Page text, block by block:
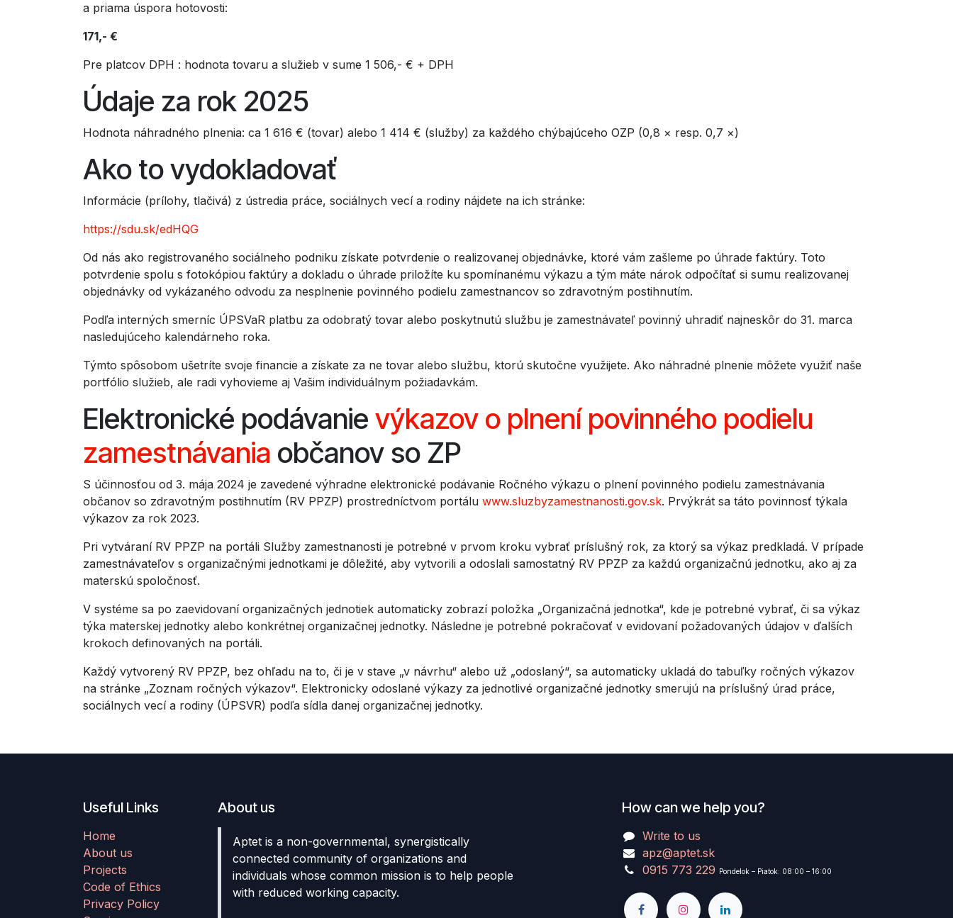
a priama úspora hotovosti:
171,- €
Pre platcov DPH : hodnota tovaru a služieb v sume 1 506,- € + DPH
Údaje za rok 2025
Hodnota náhradného plnenia: ca 1 616 € (tovar) alebo 1 414 € (služby) za každého chýbajúceho OZP (0,8 × resp. 0,7 ×)
Ako to vydokladovať
Informácie (prílohy, tlačivá) z ústredia práce, sociálnych vecí a rodiny nájdete na ich stránke:
https://sdu.sk/edHQG
Od nás ako registrovaného sociálneho podniku získate potvrdenie o realizovanej objednávke, ktoré vám zašleme po úhrade faktúry. Toto
potvrdenie spolu s fotokópiou faktúry a dokladu o úhrade priložíte ku spomínanému výkazu a tým máte nárok odpočítať si sumu realizovanej
objednávky od vykázaného odvodu za nesplnenie povinného podielu zamestnancov so zdravotným postihnutím.
Podľa interných smerníc ÚPSVaR platbu za odobratý tovar alebo poskytnutú službu je zamestnávateľ povinný uhradiť najneskôr do 31. marca
nasledujúceho kalendárneho roka.
Týmto spôsobom ušetríte svoje financie a získate za ne tovar alebo službu, ktorú skutočne využijete. Ako náhradné plnenie môžete využiť naše
portfólio služieb, ale radi vyhovieme aj Vašim individuálnym požiadavkám.
Elektronické podávanie výkazov o plnení povinného podielu
zamestnávania občanov so ZP
S účinnosťou od 3. mája 2024 je zavedené výhradne elektronické podávanie Ročného výkazu o plnení povinného podielu zamestnávania
občanov so zdravotným postihnutím (RV PPZP) prostredníctvom portálu www.sluzbyzamestnanosti.gov.sk. Prvýkrát sa táto povinnosť týkala
výkazov za rok 2023.
Pri vytváraní RV PPZP na portáli Služby zamestnanosti je potrebné v prvom kroku vybrať príslušný rok, za ktorý sa výkaz predkladá. V prípade
zamestnávateľov s organizačnými jednotkami je dôležité, aby vytvorili a odoslali samostatný RV PPZP za každú organizačnú jednotku, ako aj za
materskú spoločnosť.
V systéme sa po zaevidovaní organizačných jednotiek automaticky zobrazí položka „Organizačná jednotka“, kde je potrebné vybrať, či sa výkaz
týka materskej jednotky alebo konkrétnej organizačnej jednotky. Následne je potrebné pokračovať v evidovaní požadovaných údajov v ďalších
krokoch definovaných na portáli.
Každý vytvorený RV PPZP, bez ohľadu na to, či je v stave „v návrhu“ alebo už „odoslaný“, sa automaticky ukladá do tabuľky ročných výkazov
na stránke „Zoznam ročných výkazov“. Elektronicky odoslané výkazy za jednotlivé organizačné jednotky smerujú na príslušný úrad práce,
sociálnych vecí a rodiny (ÚPSVR) podľa sídla danej organizačnej jednotky.
Useful Links
Home
About us
Projects
Code of Ethics
Privacy Policy
About us
Aptet is a non-governmental, synergistically
connected community of organizations and
individuals whose common mission is to help people
with reduced working capacity.
How can we help you?
Write to us
apz@aptet.sk
0915 773 229 Pondelok – Piatok: 08:00 – 16:00